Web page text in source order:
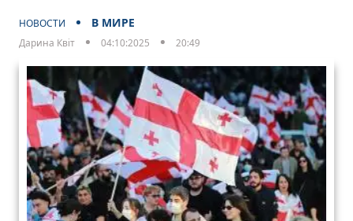
НОВОСТИ В МИРЕ
Дарина Квіт 04:10:2025 20:49